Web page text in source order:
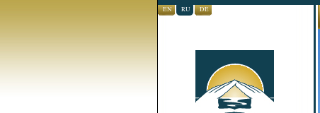
EN RU DE